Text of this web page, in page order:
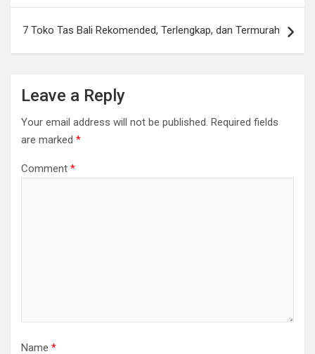
7 Toko Tas Bali Rekomended, Terlengkap, dan Termurah
Leave a Reply
Your email address will not be published. Required fields
are marked *
Comment *
Name *